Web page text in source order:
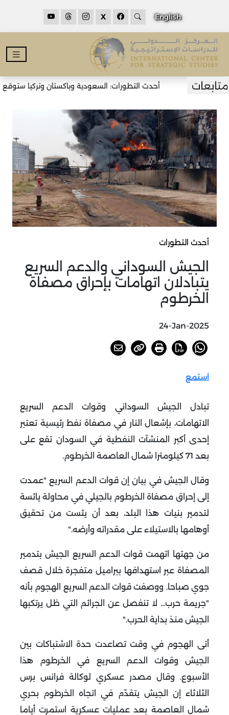
English
X
أحدث التطورات: السعودية وباكستان وتركيا ستوقع
أحدث التطورات
الجيش السوداني والدعم السريع
يتبادلان اتهامات بإحراق مصفاة
الخرطوم
24-Jan-2025
استمع
تبادل الجيش السوداني وقوات الدعم السريع
الاتهامات، بإشعال النار في مصفاة نفط رئيسية تعتبر
إحدى أكبر المنشآت النفطية في السودان تقع على
بعد 71 كيلومترا شمال العاصمة الخرطوم
.
وقال الجيش في بيان إن قوات الدعم السريع "عمدت
إلى إحراق مصفاة الخرطوم بالجيلي في محاولة يائسة
لتدمير بنيات هذا البلد، بعد أن يئست من تحقيق
أوهامها بالاستيلاء على مقدراته وأرضه".
من جهتها اتهمت قوات الدعم السريع الجيش بتدمير
المصفاة عبر استهدافها ببراميل متفجرة خلال قصف
جوي صباحا. ووصفت قوات الدعم السريع الهجوم بأنه
"جريمة حرب... لا تنفصل عن الجرائم التي ظل يرتكبها
الجيش منذ بداية الحرب".
أتى الهجوم في وقت تصاعدت حدة الاشتباكات بين
الجيش وقوات الدعم السريع في الخرطوم هذا
الأسبوع. وقال مصدر عسكري لوكالة فرانس برس
الثلاثاء إن الجيش يتقدّم في اتجاه الخرطوم بحري
شمال العاصمة بعد عمليات عسكرية استمرت أياما